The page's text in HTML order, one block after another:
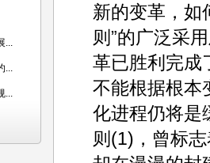
新的变革，如
则”的广泛采
革已胜利完成
不能根据根本
化进程仍将是
则(1)，曾标
...
...
...